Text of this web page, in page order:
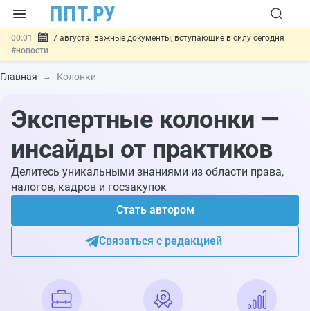
00:01
7 августа: важные документы, вступающие в силу сегодня
#новости
06.08 Минпромторг предложил запретить смешанные лоты
электроники в госзакупках
06.08 Возврат денег за риелторские услуги при недействительных
сделках: инициатива
#новости
Важно
банковской гарантией#новости
Главная Колонки
Экспертные колонки —
инсайды от практиков
Делитесь уникальными знаниями из области права,
налогов, кадров и госзакупок
Стать автором
Связаться с редакцией